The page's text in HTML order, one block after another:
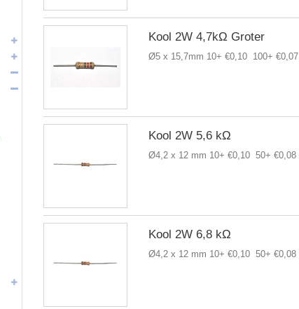
Kool 2W 4,7kΩ Groter
Ø5 x 15,7mm 10+ €0,10 100+ €0,07
Kool 2W 5,6 kΩ
Ø4,2 x 12 mm 10+ €0,10 50+ €0,08
Kool 2W 6,8 kΩ
Ø4,2 x 12 mm 10+ €0,10 50+ €0,08